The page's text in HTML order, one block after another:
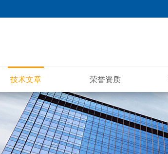
技术文章 荣誉资质